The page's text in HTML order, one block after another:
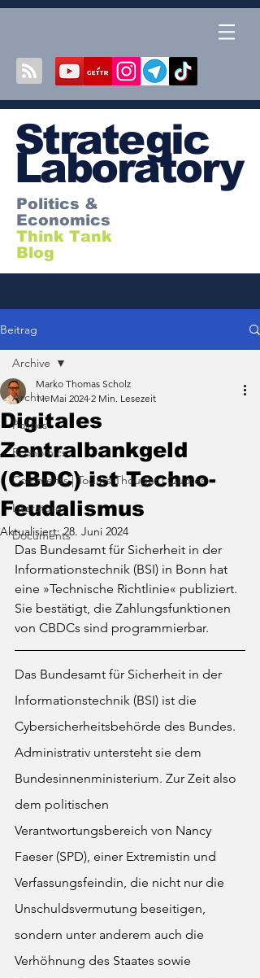
Strategic
Laboratory
Politics &
Economics
Think Tank
Blog
Beitrag
Archive
Politics
Economics
Comments | Todays Thought | Quotes
Literature
Documents
Archive
Digitales
Zentralbankgeld
(CBDC) ist Techno-
Feudalismus
Marko Thomas Scholz
11. Mai 2024 2 Min. Lesezeit
Aktualisiert:28. Juni 2024
Das Bundesamt für Sicherheit in der
Informationstechnik (BSI) in Bonn hat
eine »Technische Richtlinie« publiziert.
Sie bestätigt, die Zahlungsfunktionen
von CBDCs sind programmierbar.
Das Bundesamt für Sicherheit in der
Informationstechnik (BSI) ist die
Cybersicherheitsbehörde des Bundes.
Administrativ untersteht sie dem
Bundesinnenministerium. Zur Zeit also
dem politischen
Verantwortungsbereich von Nancy
Faeser (SPD), einer Extremistin und
Verfassungsfeindin, die nicht nur die
Unschuldsvermutung beseitigen,
sondern unter anderem auch die
Verhöhnung des Staates sowie